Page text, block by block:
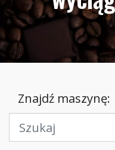
Znajdź maszynę: